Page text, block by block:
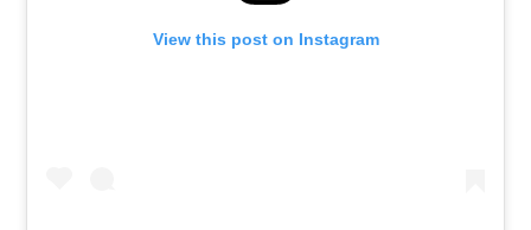
View this post on Instagram